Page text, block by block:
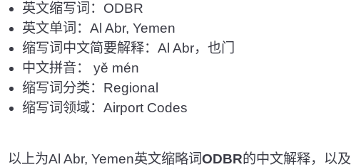
英文缩写词：ODBR
英文单词：Al Abr, Yemen
缩写词中文简要解释：Al Abr，也门
中文拼音： yě mén
缩写词分类：Regional
缩写词领域：Airport Codes
以上为Al Abr, Yemen英文缩略词ODBR的中文解释，以